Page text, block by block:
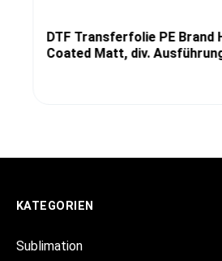
DTF Transferfolie PE Brand
Coated Matt, div.
KATEGORIEN
Sublimation